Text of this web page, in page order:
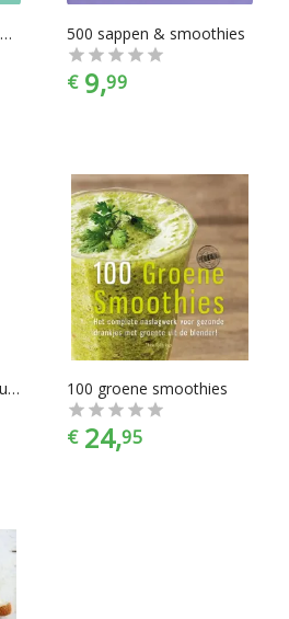
500 groene sappen & smoothies 500 sappen & smoothies
€ 9,99
Groene smoothie revolutie 100 groene smoothies
€ 24,95